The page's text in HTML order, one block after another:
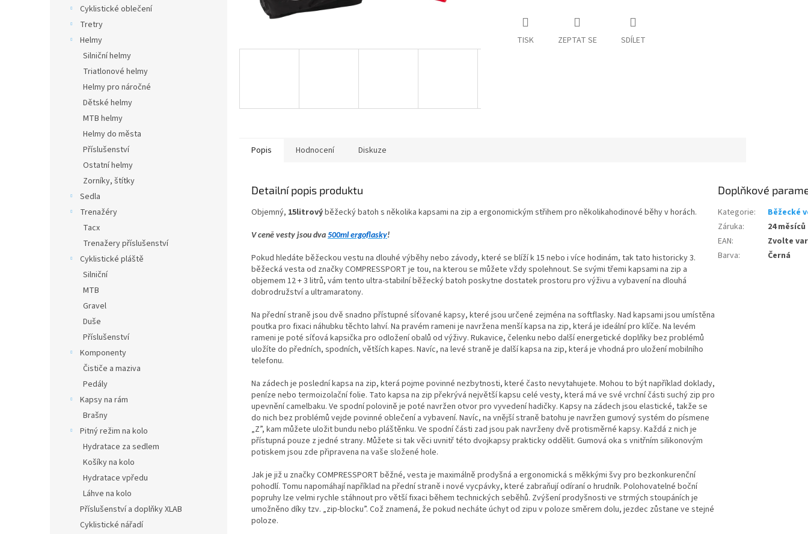
Cyklistické oblečení
Tretry
Helmy
Silniční helmy
Triatlonové helmy
Helmy pro náročné
Dětské helmy
MTB helmy
Helmy do města
Příslušenství
Ostatní helmy
Zorníky, štítky
Sedla
Trenažéry
Tacx
Trenažery příslušenství
Cyklistické pláště
Silniční
MTB
Gravel
Duše
Příslušenství
Komponenty
Čističe a maziva
Pedály
Kapsy na rám
Brašny
Pitný režim na kolo
Hydratace za sedlem
Košíky na kolo
Hydratace vpředu
Láhve na kolo
Příslušenství a doplňky XLAB
Cyklistické nářadí
TISK ZEPTAT SE SDÍLET
Popis Hodnocení Diskuze
Detailní popis produktu
Objemný, 15litrovýběžecký batoh s několika kapsami na zip a ergonomickým střihem pro několikahodinové běhy v horách.
V ceně vesty jsou dva 500ml ergoflasky!
Pokud hledáte běžeckou vestu na dlouhé výběhy nebo závody, které se blíží k 15 nebo i více hodinám, tak tato historicky 3.
běžecká vesta od značky COMPRESSPORT je tou, na kterou se můžete vždy spolehnout. Se svými třemi kapsami na zip a
objemem 12 + 3 litrů, vám tento ultra-stabilní běžecký batoh poskytne dostatek prostoru pro výživu a vybavení na dlouhá
dobrodružství a ultramaratony.
Na přední straně jsou dvě snadno přístupné síťované kapsy, které jsou určené zejména na softflasky. Nad kapsami jsou umístěna
poutka pro fixaci náhubku těchto lahví. Na pravém rameni je navržena menší kapsa na zip, která je ideální pro klíče. Na levém
rameni je poté síťová kapsička pro odložení obalů od výživy. Rukavice, čelenku nebo další energetické doplňky bez problémů
uložíte do předních, spodních, větších kapes. Navíc, na levé straně je další kapsa na zip, která je vhodná pro uložení mobilního
telefonu.
Na zádech je poslední kapsa na zip, která pojme povinné nezbytnosti, které často nevytahujete. Mohou to být například doklady,
peníze nebo termoizolační folie. Tato kapsa na zip překrývá největší kapsu celé vesty, která má ve své vrchní části suchý zip pro
upevnění camelbaku. Ve spodní polovině je poté navržen otvor pro vyvedení hadičky. Kapsy na zádech jsou elastické, takže se
do nich bez problémů vejde povinné oblečení a vybavení. Navíc, na vnější straně batohu je navržen gumový systém do písmene
„Z”, kam můžete uložit bundu nebo pláštěnku. Ve spodní části zad jsou pak navrženy dvě protisměrné kapsy. Každá z nich je
přístupná pouze z jedné strany. Můžete si tak věci uvnitř této dvojkapsy prakticky oddělit. Gumová oka s vnitřním silikonovým
potiskem jsou zde připravena na vaše složené hole.
Jak je již u značky COMPRESSPORT běžné, vesta je maximálně prodyšná a ergonomická s měkkými švy pro bezkonkurenční
pohodlí. Tomu napomáhají například na přední straně i nové vycpávky, které zabraňují odíraní o hrudník. Polohovatelné boční
popruhy lze velmi rychle stáhnout pro větší fixaci během technických seběhů. Zvýšení prodyšnosti ve strmých stoupáních je
umožněno díky tzv. „zip-blocku”. Což znamená, že pokud necháte úchyt od zipu v poloze směrem dolu, jezdec zůstane ve stejné
poloze.
Doplňkové
Kategorie:
Běžecké
Záruka:
24 měsíců
EAN:
Zvolte
Barva: Černá
shop.etriatlon.cz - Chat